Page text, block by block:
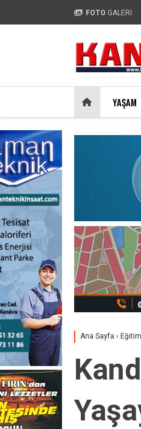
FOTO GALERİ
YAŞAM
Ana Sayfa › Eğitim